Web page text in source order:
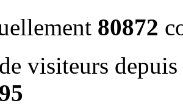
80872
visiteurs